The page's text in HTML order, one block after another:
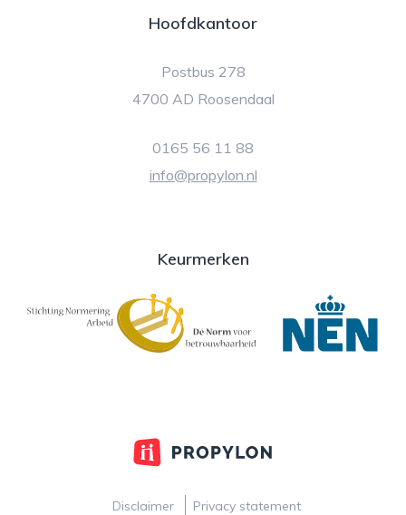
Hoofdkantoor
Postbus 278
4700 AD Roosendaal
0165 56 11 88
info@propylon.nl
Keurmerken
Disclaimer Privacy statement